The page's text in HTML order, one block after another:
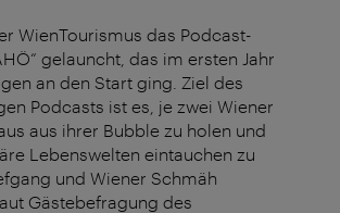
WienTourismus das Podcast-
gelauncht, das im ersten Jahr
an den Start ging. Ziel des
Podcasts ist es, je zwei Wiener
aus ihrer Bubble zu holen und
Lebenswelten eintauchen zu
und Wiener Schmäh
Gästebefragung des